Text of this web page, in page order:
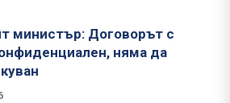
министър: Договорът с
няма да